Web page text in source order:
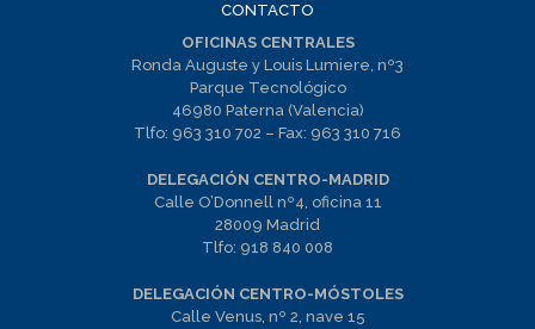
CONTACTO
OFICINAS CENTRALES
Ronda Auguste y Louis Lumiere, nº3
Parque Tecnológico
46980 Paterna (Valencia)
Tlfo: 963 310 702 – Fax: 963 310 716
DELEGACIÓN CENTRO-MADRID
Calle O’Donnell nº4, oficina 11
28009 Madrid
Tlfo: 918 840 008
DELEGACIÓN CENTRO-MÓSTOLES
Calle Venus, nº 2, nave 15